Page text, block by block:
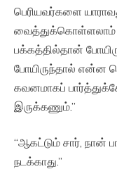
பெரியவர்களை
வைத்துக்கொள்ளலாம்
பக்கத்தில்தான்
போயிருந்தால் என்ன
கவனமாகப்
இருக்கணும்.”
“ஆகட்டும் சார், நான்
நடக்காது.”